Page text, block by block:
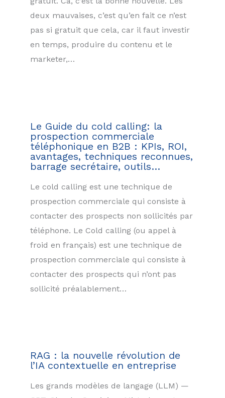
deux mauvaises, c’est qu’en fait ce n’est
pas si gratuit que cela, car il faut investir
en temps, produire du contenu et le
marketer,…
Le Guide du cold calling: la
prospection commerciale
téléphonique en B2B : KPIs, ROI,
avantages, techniques reconnues,
barrage secrétaire, outils…
Le cold calling est une technique de
prospection commerciale qui consiste à
contacter des prospects non sollicités par
téléphone. Le Cold calling (ou appel à
froid en français) est une technique de
prospection commerciale qui consiste à
contacter des prospects qui n’ont pas
sollicité préalablement…
RAG : la nouvelle révolution de
l’IA contextuelle en entreprise
Les grands modèles de langage (LLM) —